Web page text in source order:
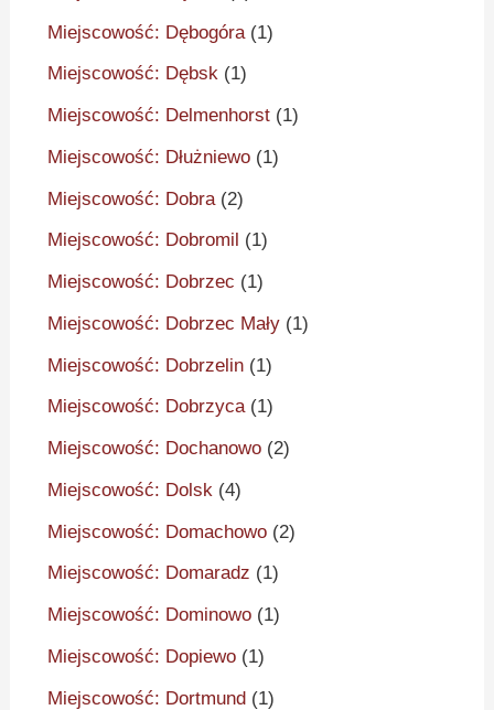
Miejscowość: Dębogóra (1)
Miejscowość: Dębsk (1)
Miejscowość: Delmenhorst (1)
Miejscowość: Dłużniewo (1)
Miejscowość: Dobra (2)
Miejscowość: Dobromil (1)
Miejscowość: Dobrzec (1)
Miejscowość: Dobrzec Mały (1)
Miejscowość: Dobrzelin (1)
Miejscowość: Dobrzyca(1)
Miejscowość: Dochanowo (2)
Miejscowość: Dolsk (4)
Miejscowość: Domachowo (2)
Miejscowość: Domaradz (1)
Miejscowość: Dominowo (1)
Miejscowość: Dopiewo (1)
Miejscowość: Dortmund (1)